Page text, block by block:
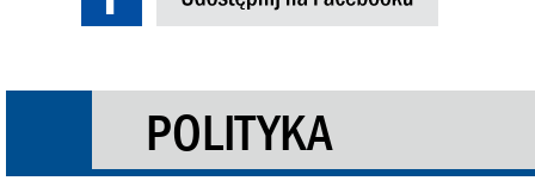
POLITYKA